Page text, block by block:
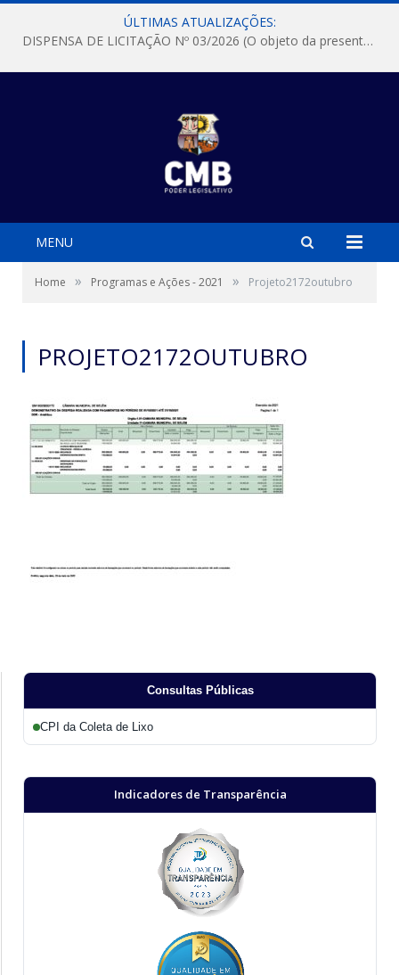
ÚLTIMAS ATUALIZAÇÕES:
DISPENSA DE LICITAÇÃO Nº 03/2026 (O objeto da presente dispensa é a escolha da proposta mais vantajosa para a aquisição, de aparelhos de ar condicionado, tipo Split, com material de instalação e fogão industrial, conforme condições, quantidades e exigências estabelecidas no termo de referencia e neste aviso de contratação direta e seus anexos)
MENU
Home » Programas e Ações - 2021 » Projeto2172outubro
PROJETO2172OUTUBRO
Consultas Públicas
CPI da Coleta de Lixo
Indicadores de Transparência